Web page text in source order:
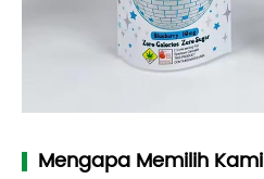
Mengapa Memilih Kami